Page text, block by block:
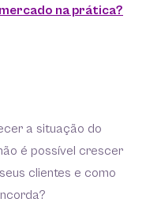
na prática?
a situação do
é possível crescer
clientes e como